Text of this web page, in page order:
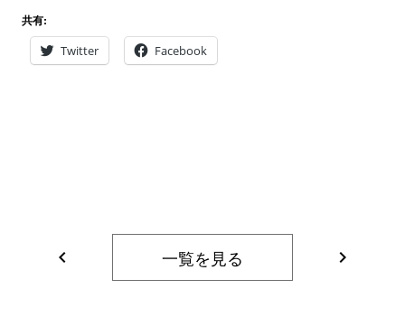
共有:
Twitter
Facebook
navigate_before 一覧を見る navigate_next